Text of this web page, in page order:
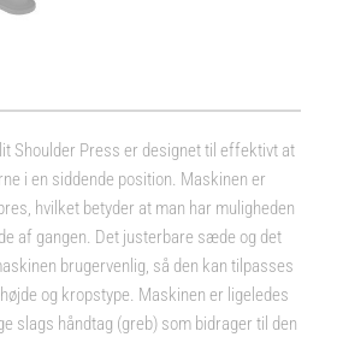
Shoulder Press er designet til effektivt at
i en siddende position. Maskinen er
hvilket betyder at man har muligheden
af gangen. Det justerbare sæde og det
brugervenlig, så den kan tilpasses
og kropstype. Maskinen er ligeledes
slags håndtag (greb) som bidrager til den